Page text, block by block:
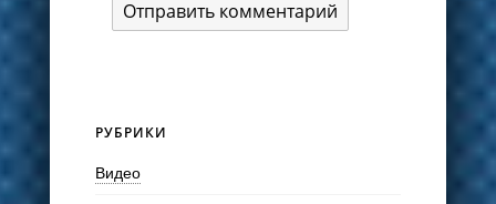
РУБРИКИ
Видео